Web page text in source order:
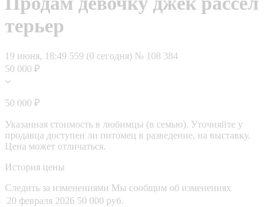
терьер
19 июня, 18:49 559 (0 сегодня) № 108 384
50 000 ₽
50 000 ₽
Указанная стоимость в любимцы (в семью). Уточняйте у
продавца доступен ли питомец в разведение, на выставку.
Цена может отличаться.
История цены
Следить за изменениями Мы сообщим об изменениях
20 февраля 2026 50 000 руб.